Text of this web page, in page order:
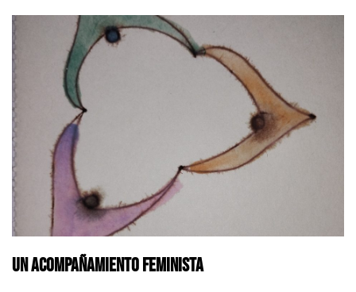
Un acompañamiento feminista